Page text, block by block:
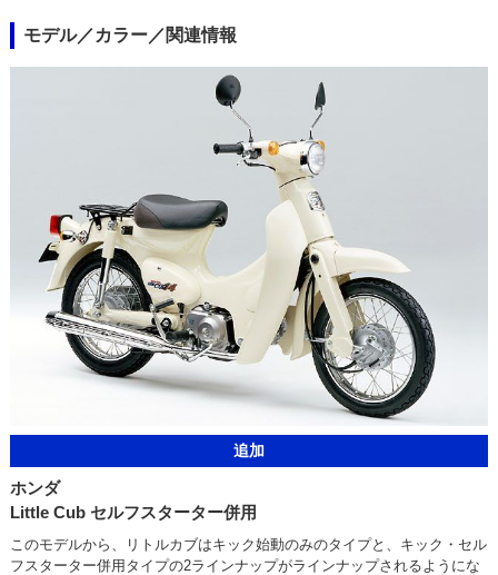
モデル／カラー／関連情報
追加
ホンダ
Little Cub セルフスターター併用
このモデルから、リトルカブはキック始動のみのタイプと、キック・セル
フスターター併用タイプの2ラインナップがラインナップされるようにな